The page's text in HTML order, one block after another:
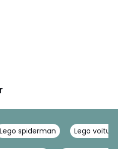
Lego spiderman Lego voiture